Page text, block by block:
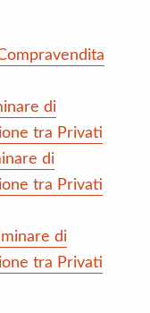
di
tra Privati
di
tra Privati
di
tra Privati